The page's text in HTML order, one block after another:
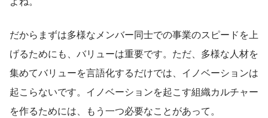
だからまずは多様なメンバー同士での事業のスピードを上
げるためにも、バリューは重要です。ただ、多様な人材を
集めてバリューを言語化するだけでは、イノベーションは
起こらないです。イノベーションを起こす組織カルチャー
を作るためには、もう一つ必要なことがあって。